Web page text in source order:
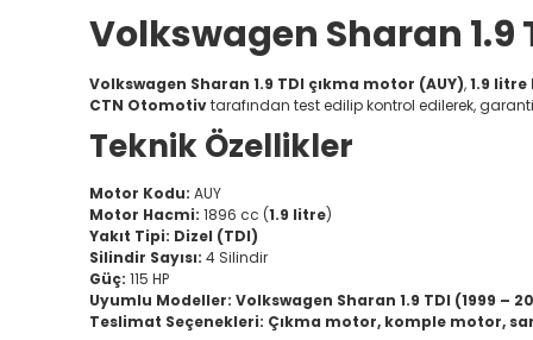
Volkswagen Sharan 1.9
Volkswagen Sharan 1.9 TDI çıkma motor (AUY),1.9
CTN Otomotivtarafından test edilip kontrol edilerek,
Teknik Özellikler
Motor Kodu: AUY
Motor Hacmi: 1896 cc (1.9 litre)
Yakıt Tipi: Dizel (TDI)
Silindir Sayısı: 4 Silindir
Güç: 115 HP
Uyumlu Modeller: Volkswagen Sharan 1.9 TDI (1999 –
Teslimat Seçenekleri: Çıkma motor, komple motor,